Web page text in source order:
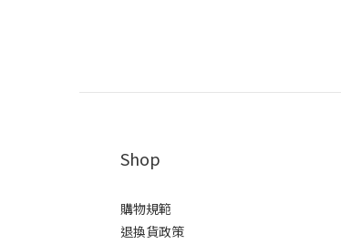
Shop
購物規範
退換貨政策